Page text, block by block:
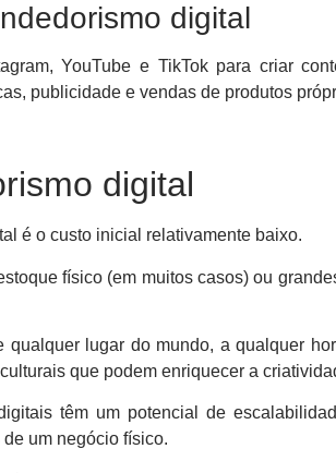
digital
YouTube e TikTok para criar
publicidade e vendas de produtos
digital
é o custo inicial relativamente baixo.
físico (em muitos casos) ou
lugar do mundo, a qualquer
que podem enriquecer a
têm um potencial de
um negócio físico.